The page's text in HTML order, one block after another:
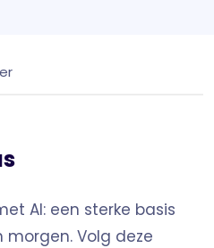
AI: een sterke basis
Volg deze